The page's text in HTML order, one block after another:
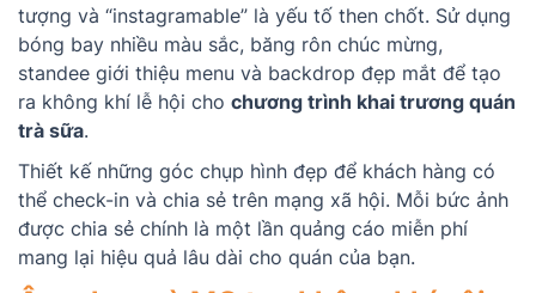
tượng và “instagramable” là yếu tố then chốt. Sử dụng
bóng bay nhiều màu sắc, băng rôn chúc mừng,
standee giới thiệu menu và backdrop đẹp mắt để tạo
ra không khí lễ hội cho chương trình khai trương quán
trà sữa.
Thiết kế những góc chụp hình đẹp để khách hàng có
thể check-in và chia sẻ trên mạng xã hội. Mỗi bức ảnh
được chia sẻ chính là một lần quảng cáo miễn phí
mang lại hiệu quả lâu dài cho quán của bạn.